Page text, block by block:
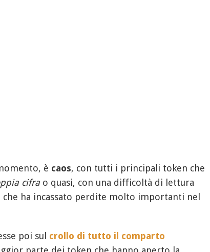
è caos, con tutti i principali token che
cifrao quasi, con una difficoltà di lettura
ha incassato perdite molto importanti nel
poi sul crollo di tutto il comparto